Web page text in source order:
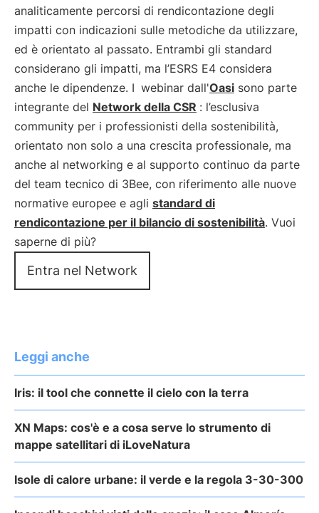
analiticamente percorsi di rendicontazione degli
impatti con indicazioni sulle metodiche da utilizzare,
ed è orientato al passato. Entrambi gli standard
considerano gli impatti, ma l’ESRS E4 considera
anche le dipendenze. I webinar dall'Oasi sono parte
integrante del Network della CSR : l’esclusiva
community per i professionisti della sostenibilità,
orientato non solo a una crescita professionale, ma
anche al networking e al supporto continuo da parte
del team tecnico di 3Bee, con riferimento alle nuove
normative europee e agli standard di
rendicontazione per il bilancio di sostenibilità. Vuoi
saperne di più?
Entra nel Network
Leggi anche
Iris: il tool che connette il cielo con la terra
XN Maps: cos'è e a cosa serve lo strumento di
mappe satellitari di iLoveNatura
Isole di calore urbane: il verde e la regola 3-30-300